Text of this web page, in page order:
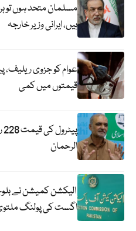
مسلمان متحد ہوں تو
ہیں، ایرانی وزیر خارجہ
عوام کو جزوی ریلیف،
قیمتوں میں کمی
الرحمان
اگست کی پولنگ